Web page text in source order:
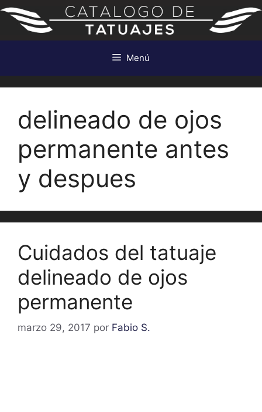
Saltar
contenido
Menú
delineado de ojos
permanente antes
y despues
Cuidados del tatuaje
delineado de ojos
permanente
marzo 29, 2017 por Fabio S.